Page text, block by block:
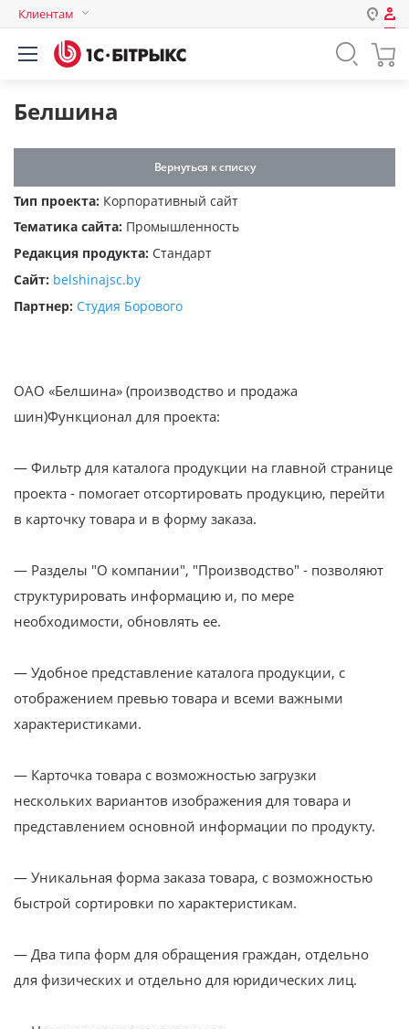
Клиентам
Авторизация
Пароль
Запомнить меня на этом
Забыли свой пароль?
или войдите с помощью
Белшина
Вернуться к списку
Тип проекта: Корпоративный сайт
Тематика сайта: Промышленность
Редакция продукта: Стандарт
Сайт: belshinajsc.by
Партнер: Студия Борового
ОАО «Белшина» (производство и продажа
шин)Функционал для проекта:
— Фильтр для каталога продукции на главной странице
проекта - помогает отсортировать продукцию, перейти
в карточку товара и в форму заказа.
— Разделы "О компании", "Производство" - позволяют
структурировать информацию и, по мере
необходимости, обновлять ее.
— Удобное представление каталога продукции, с
отображением превью товара и всеми важными
характеристиками.
— Карточка товара с возможностью загрузки
нескольких вариантов изображения для товара и
представлением основной информации по продукту.
— Уникальная форма заказа товара, с возможностью
быстрой сортировки по характеристикам.
— Два типа форм для обращения граждан, отдельно
для физических и отдельно для юридических лиц.